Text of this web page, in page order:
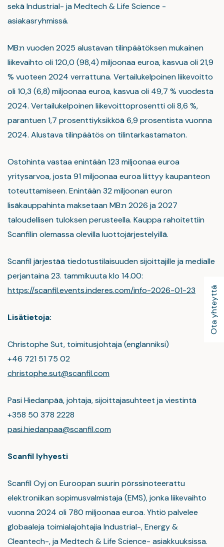
Ota yhteyttä
sekä Industrial- ja Medtech & Life Science -
asiakasryhmissä.
MB:n vuoden 2025 alustavan tilinpäätöksen mukainen
liikevaihto oli 120,0 (98,4) miljoonaa euroa, kasvua oli 21,9
% vuoteen 2024 verrattuna. Vertailukelpoinen liikevoitto
oli 10,3 (6,8) miljoonaa euroa, kasvua oli 49,7 % vuodesta
2024. Vertailukelpoinen liikevoittoprosentti oli 8,6 %,
parantuen 1,7 prosenttiyksikköä 6,9 prosentista vuonna
2024. Alustava tilinpäätös on tilintarkastamaton.
Ostohinta vastaa enintään 123 miljoonaa euroa
yritysarvoa, josta 91 miljoonaa euroa liittyy kaupanteon
toteuttamiseen. Enintään 32 miljoonan euron
lisäkauppahinta maksetaan MB:n 2026 ja 2027
taloudellisen tuloksen perusteella. Kauppa rahoitettiin
Scanfilin olemassa olevilla luottojärjestelyillä.
Scanfil järjestää tiedotustilaisuuden sijoittajille ja medialle
perjantaina 23. tammikuuta klo 14.00:
https://scanfil.events.inderes.com/info-2026-01-23
Lisätietoja:
Christophe Sut, toimitusjohtaja (englanniksi)
+46 721 51 75 02
christophe.sut@scanfil.com
Pasi Hiedanpää, johtaja, sijoittajasuhteet ja viestintä
+358 50 378 2228
pasi.hiedanpaa@scanfil.com
Scanfil lyhyesti
Scanfil Oyj on Euroopan suurin pörssinoteerattu
elektroniikan sopimusvalmistaja (EMS), jonka liikevaihto
vuonna 2024 oli 780 miljoonaa euroa. Yhtiö palvelee
globaaleja toimialajohtajia Industrial-, Energy &
Cleantech-, ja Medtech & Life Science- asiakkuuksissa.